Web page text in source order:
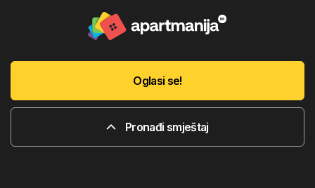
Oglasi se!
Pronađi smještaj